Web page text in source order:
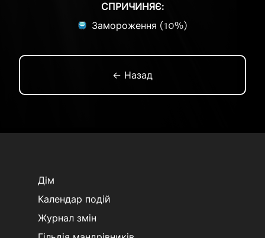
СПРИЧИНЯЄ:
Замороження (10%)
← Назад
Дім
Календар подій
Журнал змін